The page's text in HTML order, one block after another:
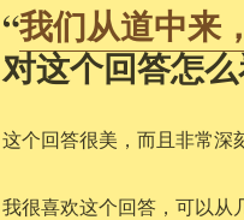
“我们从道中来
对这个回答怎
这个回答很美，而且非常深
我很喜欢这个回答，可以从